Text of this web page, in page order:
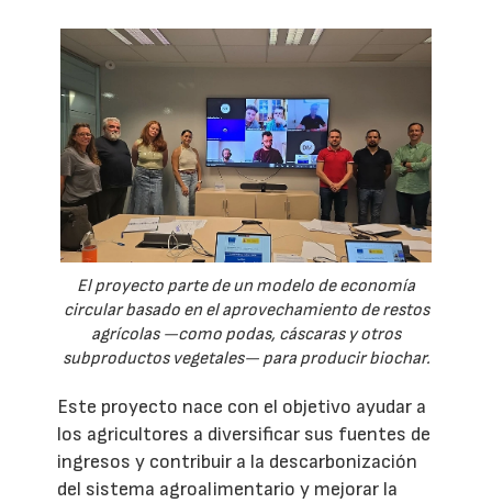
El proyecto parte de un modelo de economía
circular basado en el aprovechamiento de restos
agrícolas —como podas, cáscaras y otros
subproductos vegetales— para producir biochar.
Este proyecto nace con el objetivo ayudar a
los agricultores a diversificar sus fuentes de
ingresos y contribuir a la descarbonización
del sistema agroalimentario y mejorar la